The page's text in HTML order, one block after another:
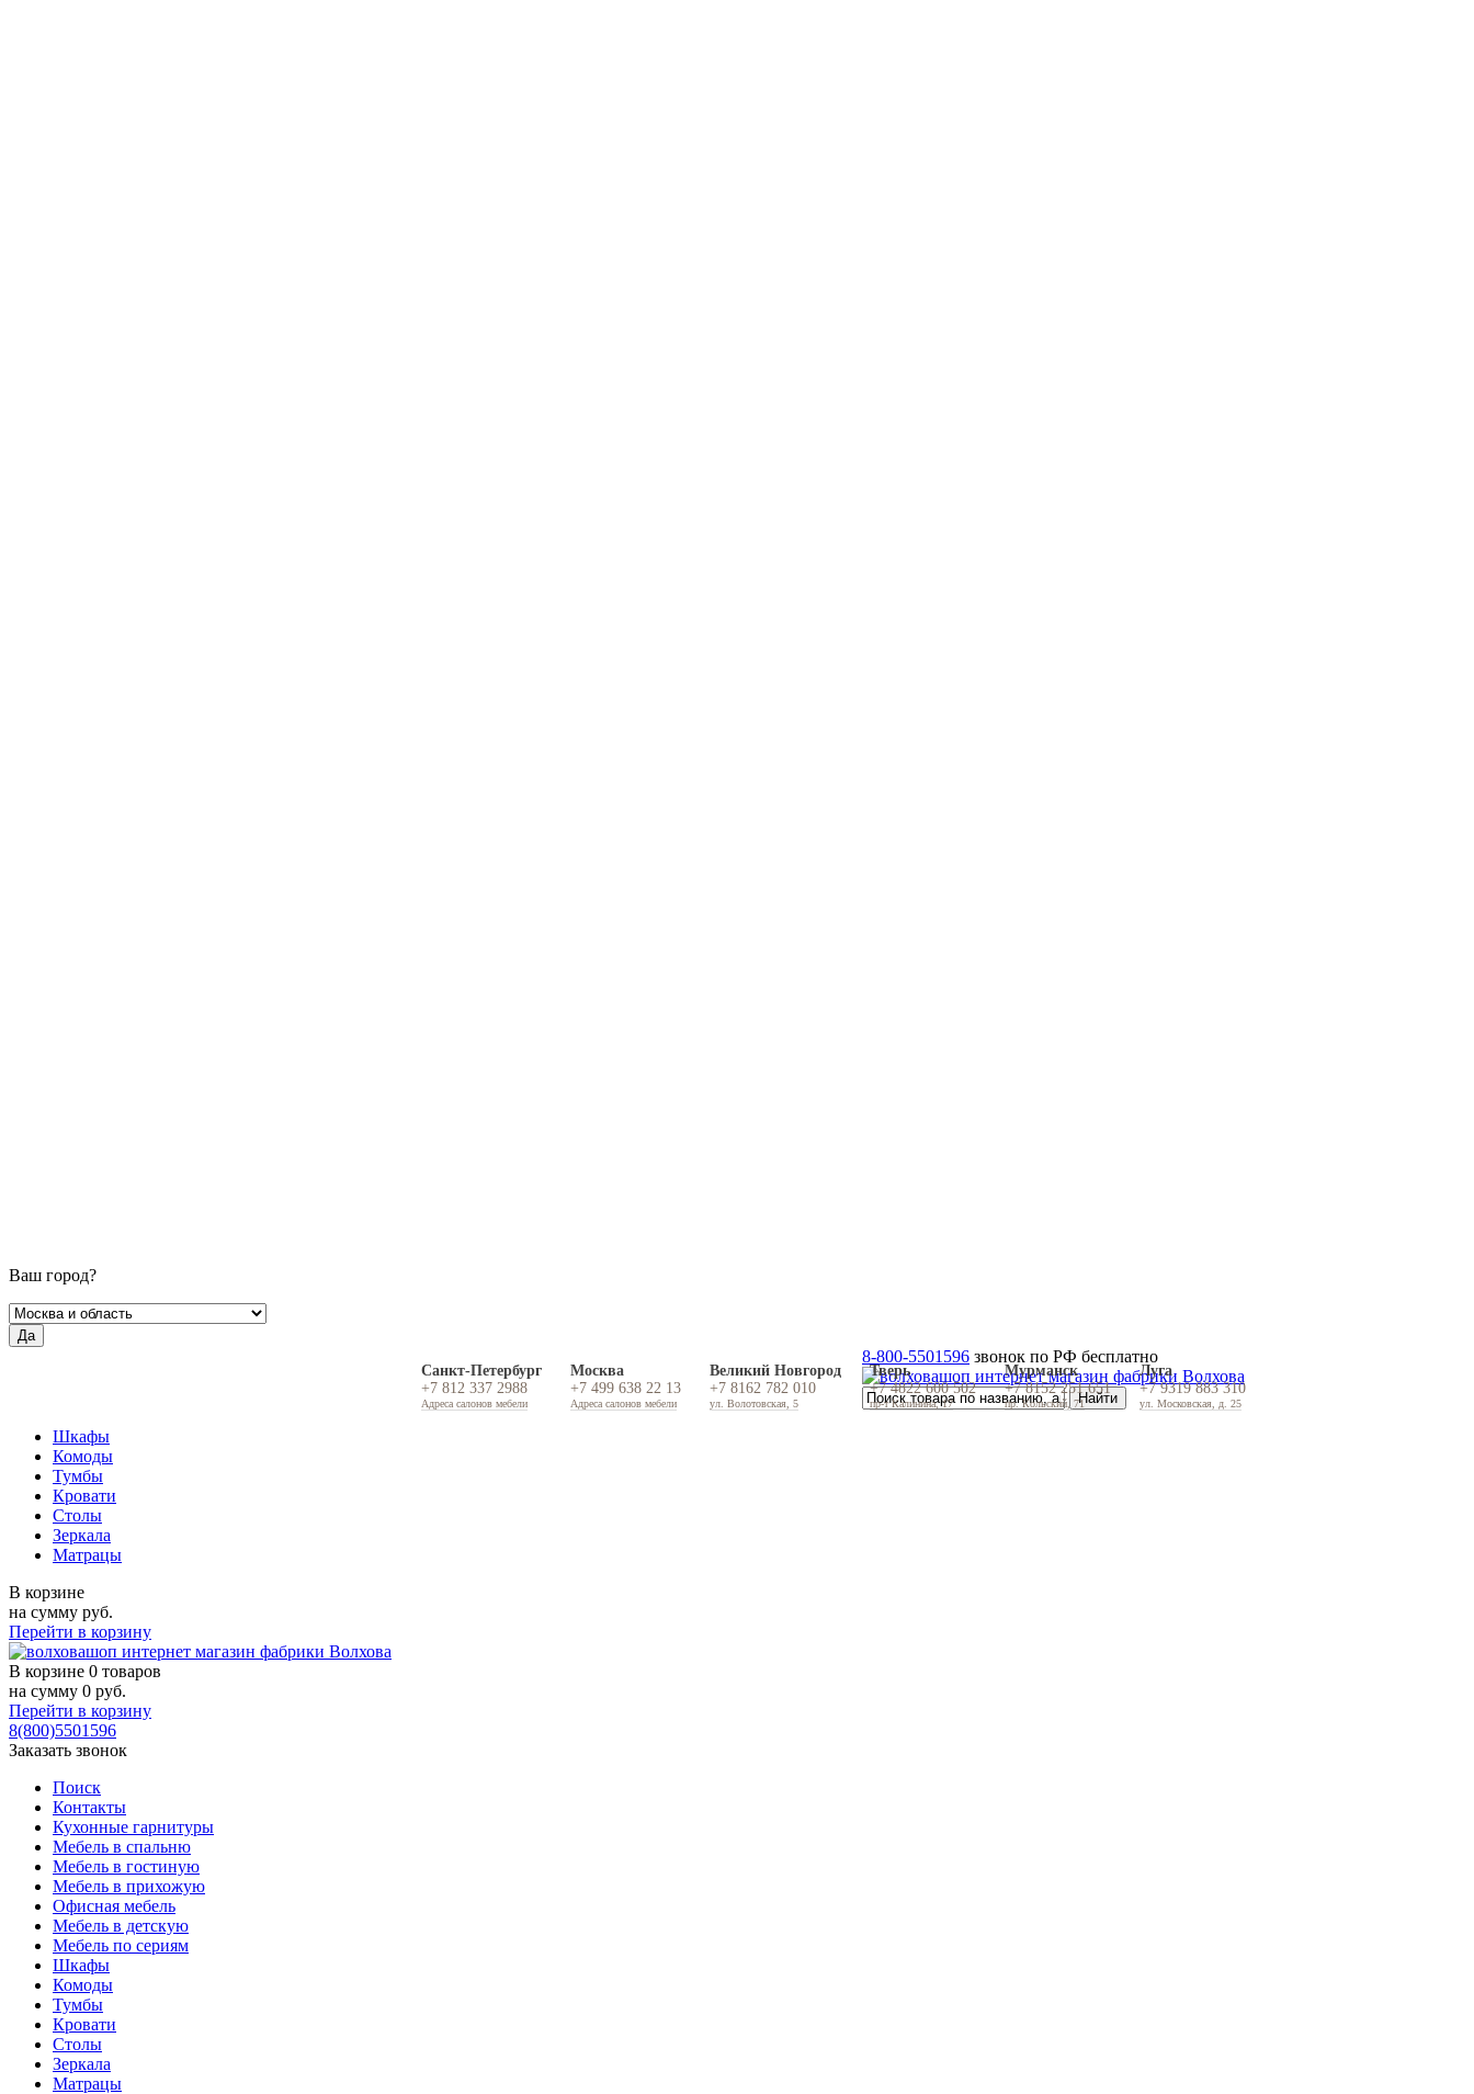
Ваш город?
Да
Санкт-Петербург
+7 812 337 2988
Адреса салонов мебели
Москва
+7 499 638 22 13
Адреса салонов мебели
Великий Новгород
+7 8162 782 010
ул. Волотовская, 5
Тверь
+7 4822 600 502
пр-т Калинина, 17
Мурманск
+7 8152 251 651
пр. Кольский, 71
Луга
+7 9319 883 310
ул. Московская, д. 25
8-800-5501596 звонок по РФ бесплатно
Шкафы
Комоды
Тумбы
Кровати
Столы
Зеркала
Матрацы
В корзине
на сумму руб.
Перейти в корзину
В корзине 0 товаров
на сумму 0 руб.
Перейти в корзину
8(800)5501596
Заказать звонок
Поиск
Контакты
Кухонные гарнитуры
Мебель в спальню
Мебель в гостиную
Мебель в прихожую
Офисная мебель
Мебель в детскую
Мебель по сериям
Шкафы
Комоды
Тумбы
Кровати
Столы
Зеркала
Матрацы